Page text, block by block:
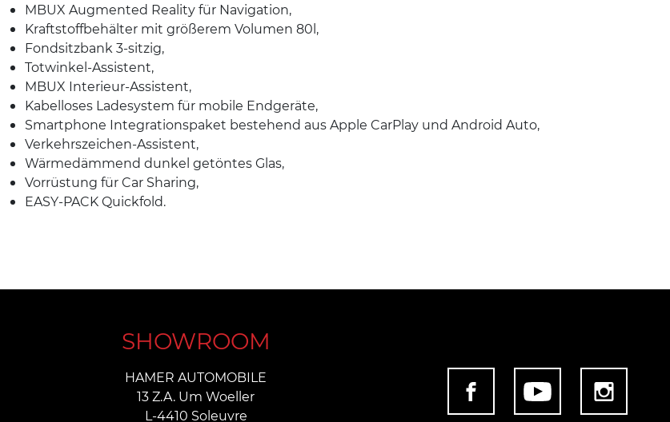
MBUX Augmented Reality für Navigation,
Kraftstoffbehälter mit größerem Volumen 80l,
Fondsitzbank 3-sitzig,
Totwinkel-Assistent,
MBUX Interieur-Assistent,
Kabelloses Ladesystem für mobile Endgeräte,
Smartphone Integrationspaket bestehend aus Apple CarPlay und Android Auto,
Verkehrszeichen-Assistent,
Wärmedämmend dunkel getöntes Glas,
Vorrüstung für Car Sharing,
EASY-PACK Quickfold.
SHOWROOM
HAMER AUTOMOBILE
13 Z.A. Um Woeller
L-4410 Soleuvre